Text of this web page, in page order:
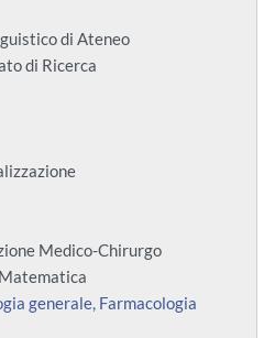
di Ateneo
di Ricerca
Medico-Chirurgo
generale, Farmacologia